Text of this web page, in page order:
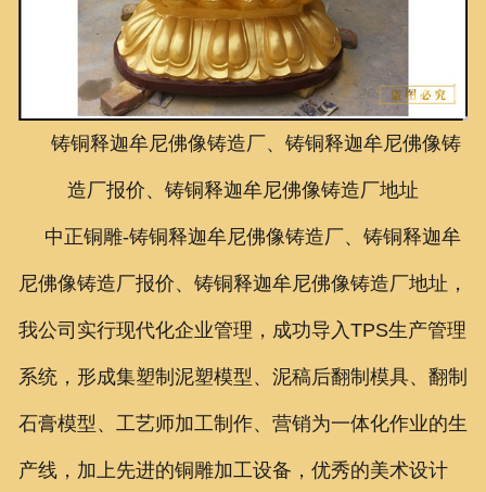
联系我们
铸铜释迦牟尼佛像铸造厂、铸铜释迦牟尼佛像铸
造厂报价、铸铜释迦牟尼佛像铸造厂地址
中正铜雕-铸铜释迦牟尼佛像铸造厂、铸铜释迦牟
尼佛像铸造厂报价、铸铜释迦牟尼佛像铸造厂地址 ，
我公司实行现代化企业管理，成功导入TPS生产管理
系统，形成集塑制泥塑模型、泥稿后翻制模具、翻制
石膏模型、工艺师加工制作、营销为一体化作业的生
产线，加上先进的铜雕加工设备，优秀的美术设计